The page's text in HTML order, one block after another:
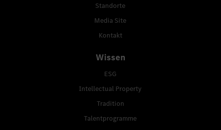
Standorte
Media Site
Kontakt
Wissen
ESG
Intellectual Property
Tradition
Talentprogramme